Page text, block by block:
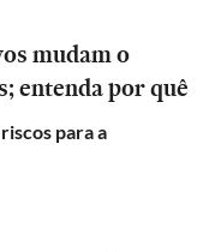
mudam o
entenda por quê
para a